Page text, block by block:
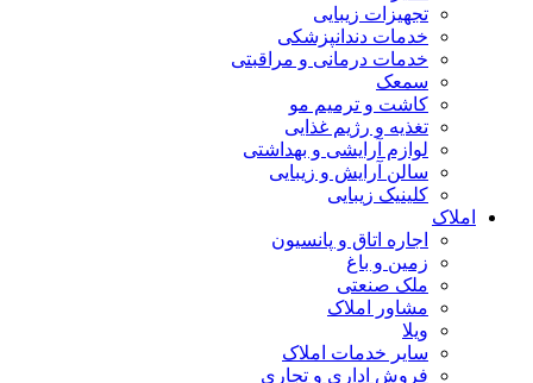
تجهیزات زیبایی
خدمات دندانپزشکی
خدمات درمانی و مراقبتی
سمعک
کاشت و ترمیم مو
تغذیه و رژیم غذایی
لوازم آرایشی و بهداشتی
سالن آرایش و زیبایی
کلینیک زیبایی
املاک
اجاره اتاق و پانسیون
زمین و باغ
ملک صنعتی
مشاور املاک
ویلا
سایر خدمات املاک
فروش اداری و تجاری